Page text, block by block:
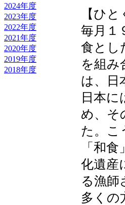
2024年度
2023年度
2022年度
2021年度
2020年度
2019年度
2018年度
【ひと
毎月１
食とし
を組み
は、日
日本
め、そ
た。こ
「和
化遺産
る漁師
多く